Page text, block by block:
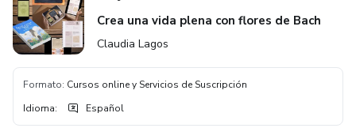
Crea una vida plena con flores de Bach
Claudia Lagos
Formato: Cursos online y Servicios de Suscripción
Idioma: Español